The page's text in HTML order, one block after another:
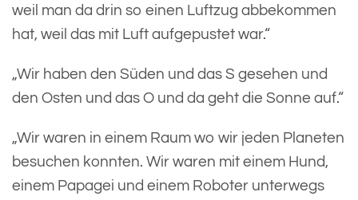
weil man da drin so einen Luftzug abbekommen
hat, weil das mit Luft aufgepustet war.“
„Wir haben den Süden und das S gesehen und
den Osten und das O und da geht die Sonne auf.“
„Wir waren in einem Raum wo wir jeden Planeten
besuchen konnten. Wir waren mit einem Hund,
einem Papagei und einem Roboter unterwegs